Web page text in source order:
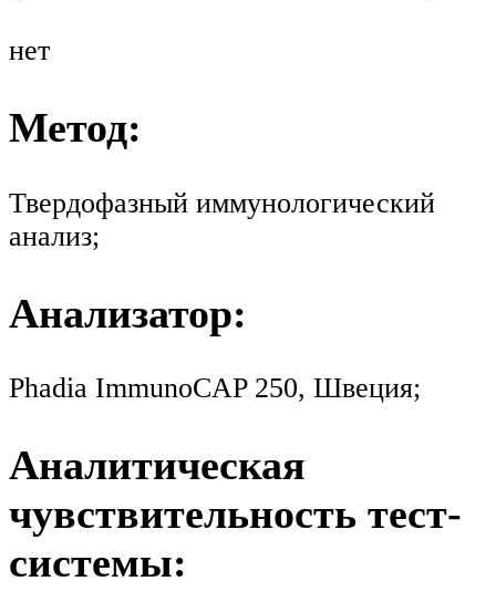
нет
Метод:
Твердофазный иммунологический
анализ;
Анализатор:
Phadia ImmunoCAP 250, Швеция;
Аналитическая
чувствительность тест-
системы: